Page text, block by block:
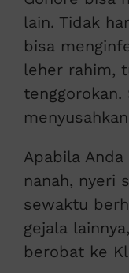
lain. Tidak
bisa
leher rahim,
tenggorokan.
Apabila
nanah, nyeri
sewaktu
gejala
berobat ke